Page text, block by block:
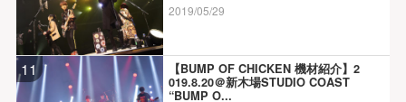
2019/05/29
11
【BUMP OF CHICKEN 機材紹介】2
019.8.20＠新木場STUDIO COAST
“BUMP O...